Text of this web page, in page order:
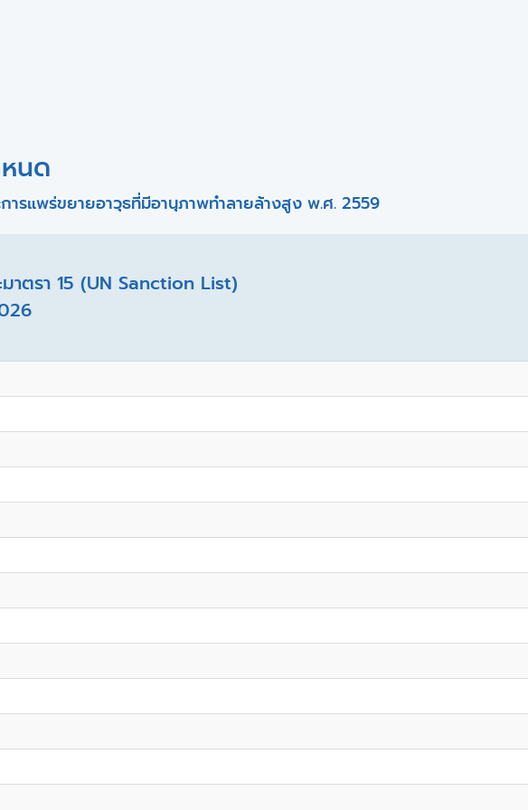
นด
ารแพร่ขยายอาวุธที่มีอานุภาพทำลายล้างสูง พ.ศ. 2559
ตรา 15 (UN Sanction List)